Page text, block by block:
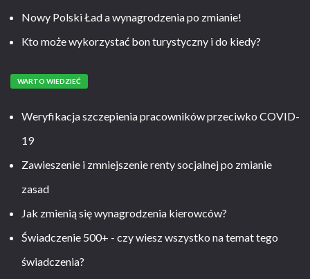
Nowy Polski Ład a wynagrodzenia po zmianie!
Kto może wykorzystać bon turystyczny i do kiedy?
WARTO WIEDZIEĆ
Weryfikacja szczepienia pracowników przeciwko COVID-
19
Zawieszenie i zmniejszenie renty socjalnej po zmianie
zasad
Jak zmienią się wynagrodzenia kierowców?
Świadczenie 500+ - czy wiesz wszystko na temat tego
świadczenia?